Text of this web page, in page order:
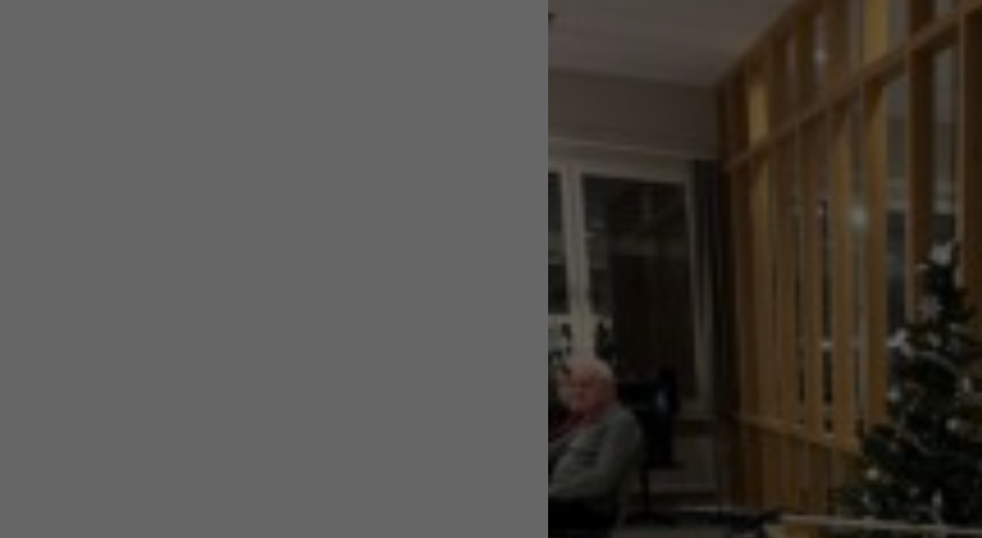
hemsidan
används.
bra som
möjligt under
ditt besök.
kakorna
kommer viss
att försvinna
hemsidan.
Marknadsföring